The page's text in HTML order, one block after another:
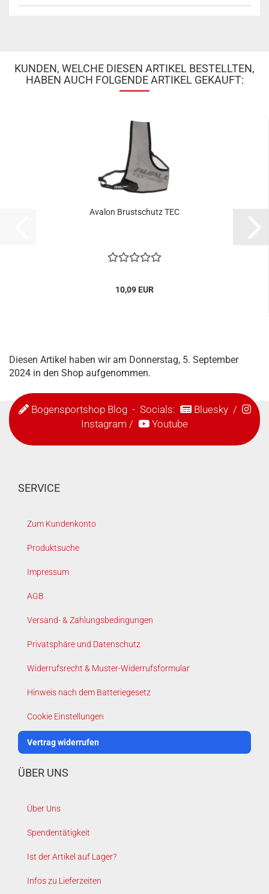
KUNDEN, WELCHE DIESEN ARTIKEL BESTELLTEN,
HABEN AUCH FOLGENDE ARTIKEL GEKAUFT:
Avalon Brustschutz TEC
10,09 EUR
Diesen Artikel haben wir am Donnerstag, 5. September
2024 in den Shop aufgenommen.
Bogensportshop Blog- Socials: Bluesky/
Instagram / Youtube
SERVICE
Zum Kundenkonto
Produktsuche
Impressum
AGB
Versand- & Zahlungsbedingungen
Privatsphäre und Datenschutz
Widerrufsrecht & Muster-Widerrufsformular
Hinweis nach dem Batteriegesetz
Cookie Einstellungen
Vertrag widerrufen
ÜBER UNS
Über Uns
Spendentätigkeit
Ist der Artikel auf Lager?
Infos zu Lieferzeiten